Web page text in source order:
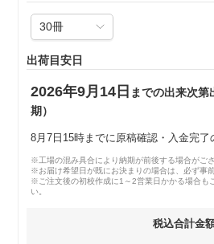
出荷目安日
2026年9月14日 までの出来次
期）
8月7日15時までに原稿確認・入金完了
※工場の混み具合により納期が前後する場合がござ
※お届け希望日が既にお決まりの場合は、必ず事
※ご注文後の初校作成に1～2営業日かかる場合も
い。
税込合計金